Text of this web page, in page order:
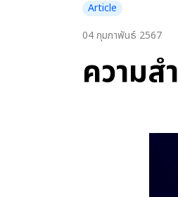
Article
04 กุมภาพันธ์ 2567
ความ